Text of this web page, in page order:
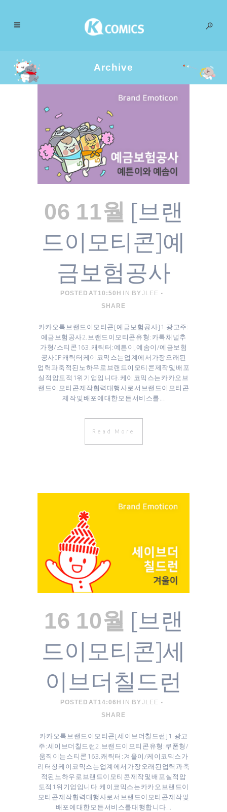
Archive
06 11월 [브랜
드이모티콘]예
금보험공사
POSTED AT 10:50H IN BYJLEE
SHARE
카카오톡 브랜드이모티콘 [ 예금보험공사 ] 1. 광고주 :
예금보험공사 ​2. 브랜드이모티콘 유형 : 카톡 채널추
가형/스티콘 16 3. 캐릭터 : 예튼이, 예솜이/예금보험
공사 IP 캐릭터 케이코믹스는 업계에서 가장 오래된
업력과 축적된 노하우로 브랜드이모티콘 제작 및 배포
실적 압도적 1위 기업입니다. 케이코믹스는 카카오 브
랜드이모티콘 제작협력대행사로서 브랜드이모티콘
제작 및 배포에 대한 모든 서비스를...
Read More
16 10월 [브랜
드이모티콘]세
이브더칠드런
POSTED AT 14:06H IN BYJLEE
SHARE
카카오톡 브랜드이모티콘 [ 세이브더칠드런 ] 1. 광고
주 : 세이브더칠드런 ​2. 브랜드이모티콘 유형 : 쿠폰형/
움직이는 스티콘 16 3. 캐릭터 : 겨울이/케이코믹스가
리터칭 케이코믹스는 업계에서 가장 오래된 업력과 축
적된 노하우로 브랜드이모티콘 제작 및 배포 실적 압
도적 1위 기업입니다. 케이코믹스는 카카오 브랜드이
모티콘 제작협력대행사로서 브랜드이모티콘 제작 및
배포에 대한 모든 서비스를 대행합니다 ...